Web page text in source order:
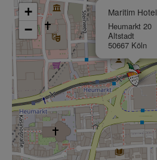
Maritim Hotel
Heumarkt 20
Altstadt
50667 Köln
+
−